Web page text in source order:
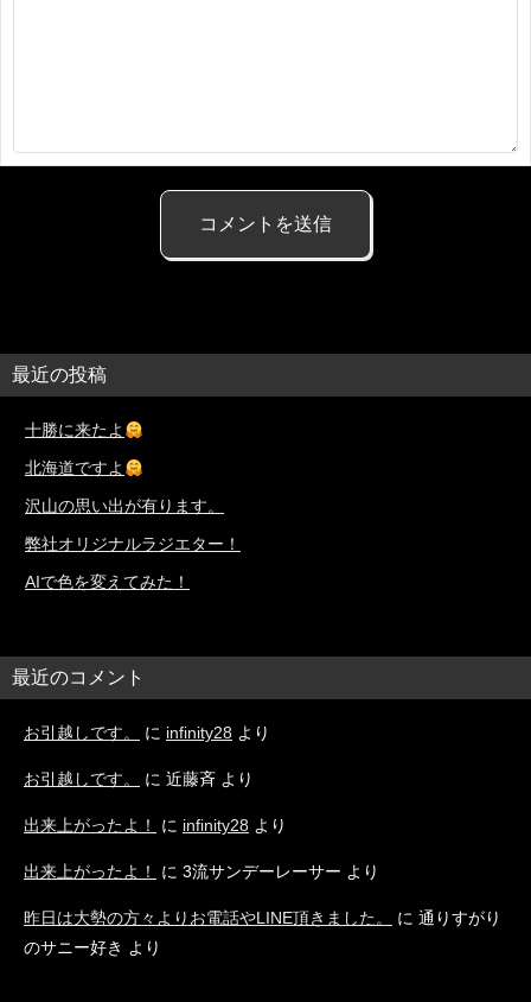
最近の投稿
十勝に来たよ
北海道ですよ
沢山の思い出が有ります。
弊社オリジナルラジエター！
AIで色を変えてみた！
最近のコメント
お引越しです。 に infinity28 より
お引越しです。 に 近藤斉 より
出来上がったよ！ に infinity28 より
出来上がったよ！ に 3流サンデーレーサー より
昨日は大勢の方々よりお電話やLINE頂きました。 に 通りすがり
のサニー好き より